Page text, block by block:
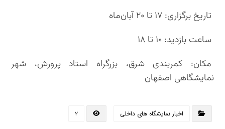
تاریخ برگزاری: ۱۷ تا ۲۰ آبان‌ماه
ساعت بازدید: ۱۰ تا ۱۸
مکان: کمربندی شرق، بزرگراه استاد پرورش، شهر
نمایشگاهی اصفهان
اخبار نمایشگاه های داخلی ۲